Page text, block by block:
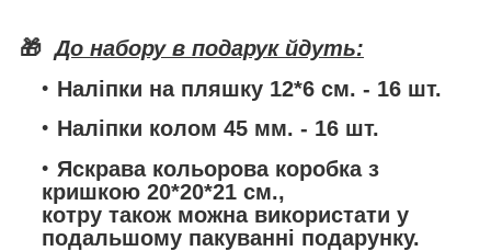
🎁До набору в подарук йдуть:
Наліпки на пляшку 12*6 см. - 16 шт.
Наліпки колом 45 мм. - 16 шт.
Яскрава кольорова коробка з
кришкою 20*20*21 см.,
котру також можна використати у
подальшому пакуванні подарунку.